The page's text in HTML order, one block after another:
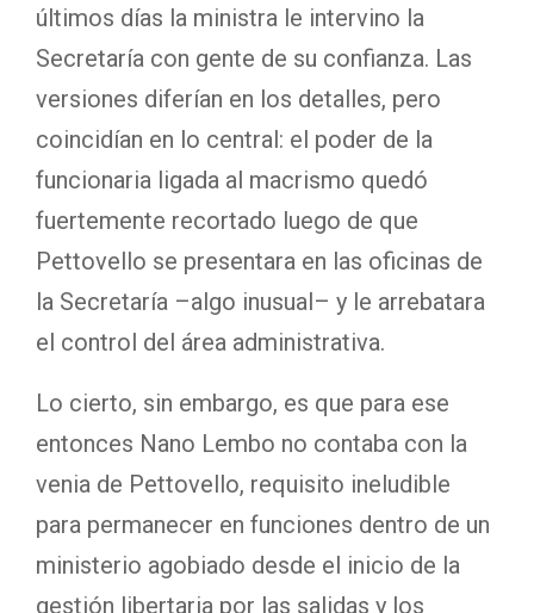
últimos días la ministra le intervino la
Secretaría con gente de su confianza. Las
versiones diferían en los detalles, pero
coincidían en lo central: el poder de la
funcionaria ligada al macrismo quedó
fuertemente recortado luego de que
Pettovello se presentara en las oficinas de
la Secretaría –algo inusual– y le arrebatara
el control del área administrativa.
Lo cierto, sin embargo, es que para ese
entonces Nano Lembo no contaba con la
venia de Pettovello, requisito ineludible
para permanecer en funciones dentro de un
ministerio agobiado desde el inicio de la
gestión libertaria por las salidas y los